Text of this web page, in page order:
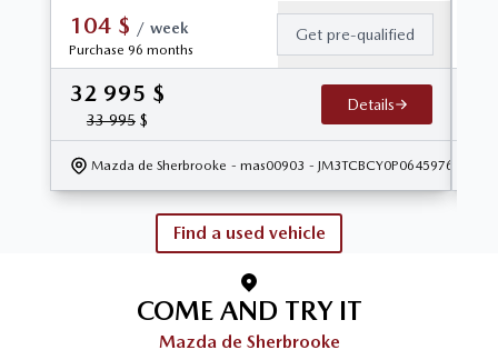
104 $ / week
Purchase 96 months
Get pre-qualified
32 995 $
33 995$
Details
Mazda de Sherbrooke - mas00903 - JM3TCBCY0P0645976
Find a used vehicle
COME AND TRY IT
Mazda de Sherbrooke